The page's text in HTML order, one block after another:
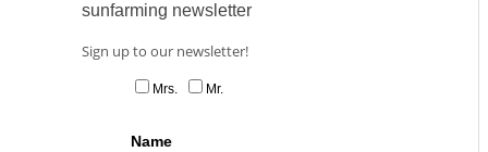
sunfarming newsletter
Sign up to our newsletter!
Mrs. Mr.
Name